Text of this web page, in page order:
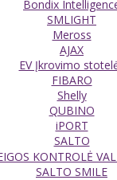
Bondix
SMLIGHT
Meross
AJAX
EV Įkrovimo
FIBARO
Shelly
QUBINO
iPORT
SALTO
KONTROLĖ
SALTO SMILE